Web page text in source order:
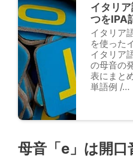
イタリ
つをIPA
イタリア
を使った
イタリア
の母音の
表にまと
単語例 /…
母音「e」は開